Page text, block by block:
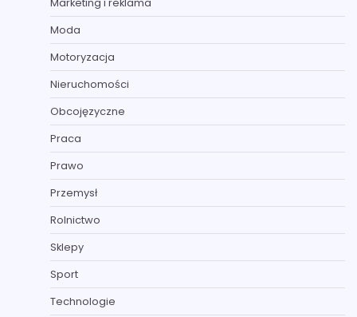
Moda
Motoryzacja
Nieruchomości
Obcojęzyczne
Praca
Prawo
Przemysł
Rolnictwo
Sklepy
Sport
Technologie